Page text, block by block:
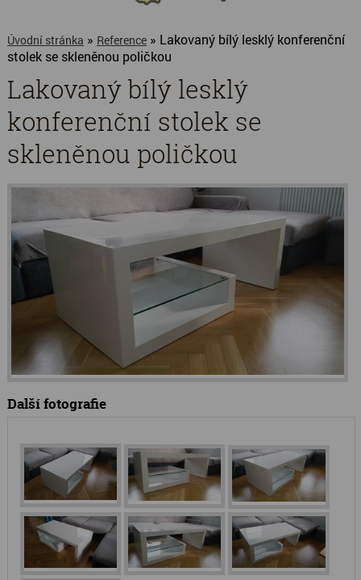
Úvodní stránka » Reference» Lakovaný bílý lesklý konferenční
stolek se skleněnou poličkou
Lakovaný bílý lesklý
konferenční stolek se
skleněnou poličkou
Další fotografie